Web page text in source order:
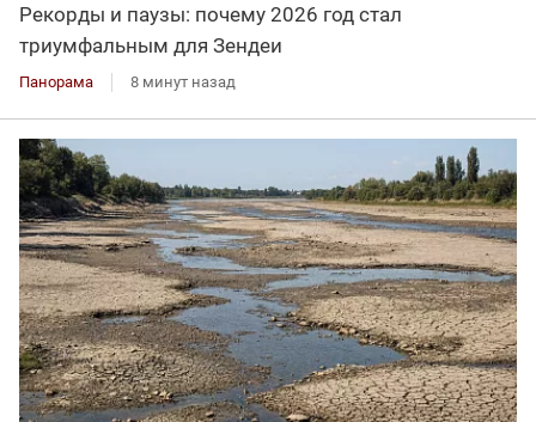
Рекорды и паузы: почему 2026 год стал
триумфальным для Зендеи
Панорама 8 минут назад